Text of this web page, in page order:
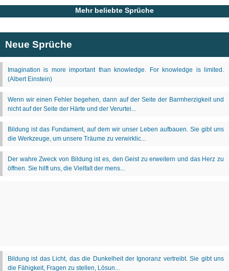
Mehr beliebte Sprüche
Neue Sprüche